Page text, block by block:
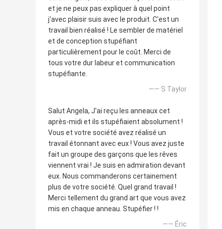
et je ne peux pas expliquer à quel point
j'avec plaisir suis avec le produit. C'est un
travail bien réalisé ! Le sembler de matériel
et de conception stupéfiant
particulièrement pour le coût. Merci de
tous votre dur labeur et communication
stupéfiante.
—— S Taylor
Salut Angela, J'ai reçu les anneaux cet
après-midi et ils stupéfiaient absolument !
Vous et votre société avez réalisé un
travail étonnant avec eux ! Vous avez juste
fait un groupe des garçons que les rêves
viennent vrai ! Je suis en admiration devant
eux. Nous commanderons certainement
plus de votre société. Quel grand travail !
Merci tellement du grand art que vous avez
mis en chaque anneau. Stupéfier ! !
—— Éric